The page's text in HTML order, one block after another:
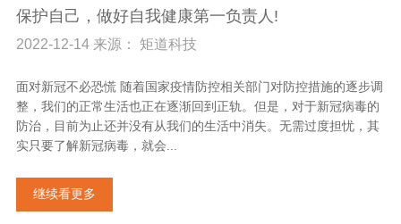
保护自己，做好自我健康第一负责人!
2022-12-14 来源： 矩道科技
面对新冠不必恐慌 随着国家疫情防控相关部门对防控措施的逐步调
整，我们的正常生活也正在逐渐回到正轨。但是，对于新冠病毒的
防治，目前为止还并没有从我们的生活中消失。无需过度担忧，其
实只要了解新冠病毒，就会...
继续看更多